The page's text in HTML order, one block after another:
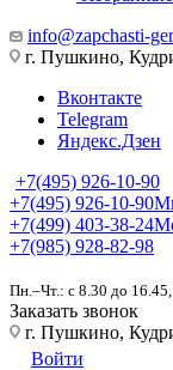
info@zapchasti-
г. Пушкино,
Вконтакте
Telegram
Яндекс.Дзен
+7(495) 926-10-90
+7(495) 926-10-90
+7(499) 403-38-24
+7(985) 928-82-98
Пн.–Чт.: с 8.30 до
Заказать звонок
г. Пушкино,
Войти